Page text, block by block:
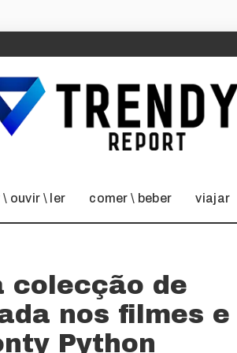
\ ouvir \ ler comer \ beber viajar
colecção de
nos filmes e
Python